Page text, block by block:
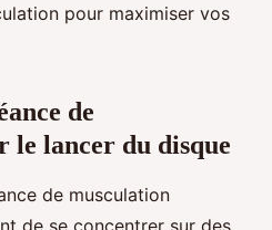
pour maximiser vos
de
le lancer du disque
de musculation
de se concentrer sur des